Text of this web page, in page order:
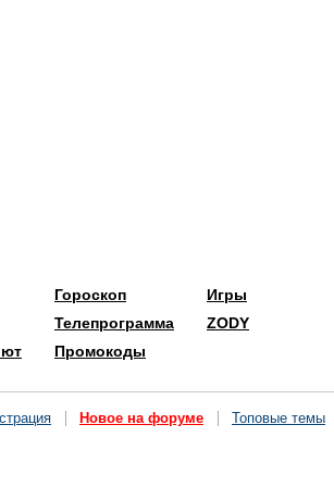
Гороскоп
Телепрограмма
Промокоды
Игры
ZODY
Новое на форуме Топовые темы